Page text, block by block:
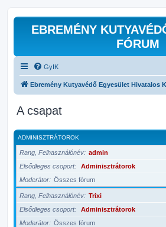
EBREMÉNY
FÓRUM
GyIK
Ebremény Kutyavédő Egyesület Hivatalos
A csapat
ADMINISZTRÁTOROK
Rang, Felhasználónév
admin
Elsődleges csoport
Adminisztrátorok
Moderátor
Összes fórum
Rang, Felhasználónév
Trixi
Elsődleges csoport
Adminisztrátorok
Moderátor
Összes fórum